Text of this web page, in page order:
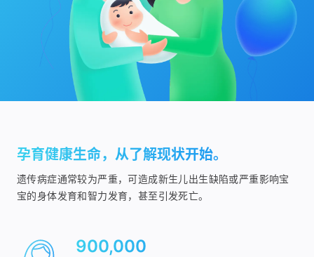
孕育健康生命，从了解现状开始。
遗传病症通常较为严重，可造成新生儿出生缺陷或严重影响宝
宝的身体发育和智力发育，甚至引发死亡。
900,000